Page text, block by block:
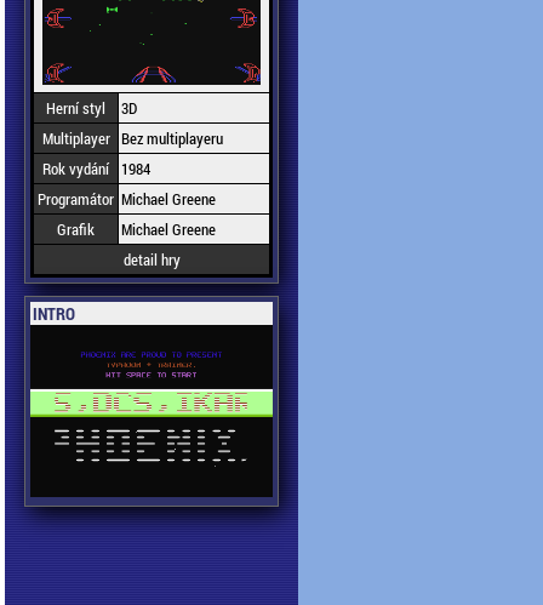
Herní styl
3D
Multiplayer Bez multiplayeru
Rok vydání
1984
Programátor Michael Greene
Grafik
Michael Greene
detail hry
INTRO